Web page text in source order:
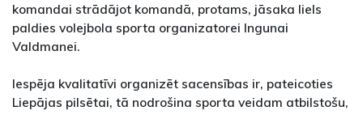
komandai strādājot komandā, protams, jāsaka liels
paldies volejbola sporta organizatorei Ingunai
Valdmanei.
Iespēja kvalitatīvi organizēt sacensības ir, pateicoties
Liepājas pilsētai, tā nodrošina sporta veidam atbilstošu,